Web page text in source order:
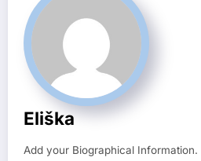
Eliška
Add your Biographical Information.